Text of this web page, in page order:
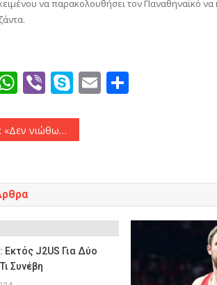
να παρακολουθήσει τον Παναθηναϊκό
WhatsApp
ViberSkype
Email
ετών, ο γιος μου είναι 27»
Εκτός J2US Για Δύο
Συνέβη